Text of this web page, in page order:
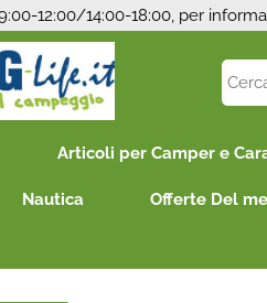
12:00/14:00-18:00, per
Articoli per Camper e
Nautica Offerte Del